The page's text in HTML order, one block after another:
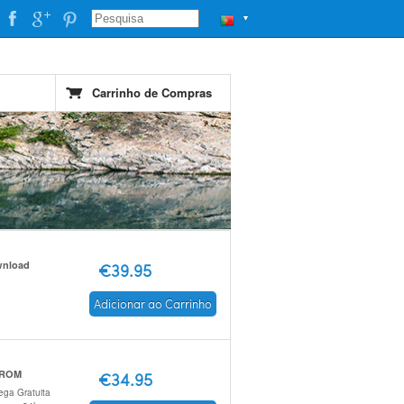
▼
Carrinho de Compras
€39.95
Adicionar ao Carrinho
Gratuita
€34.95